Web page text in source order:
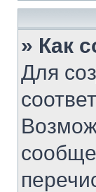
» Как
Для